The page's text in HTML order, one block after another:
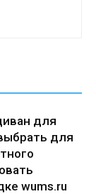
для
для
wums.ru